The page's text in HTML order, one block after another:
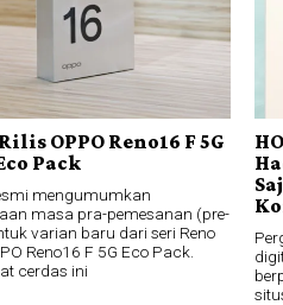
OPPO Reno16 F 5G
Pack
mengumumkan
masa pra-pemesanan (pre-
varian baru dari seri Reno
Reno16 F 5G Eco Pack.
cerdas ini